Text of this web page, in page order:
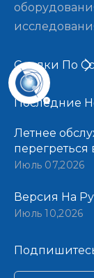
Ссылки По
Последние
Летнее
перегреться
Июль 07,2026
Версия На
Июль 10,2026